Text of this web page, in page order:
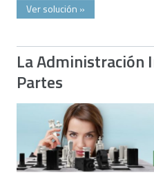
Ver solución »
La Administración
Partes